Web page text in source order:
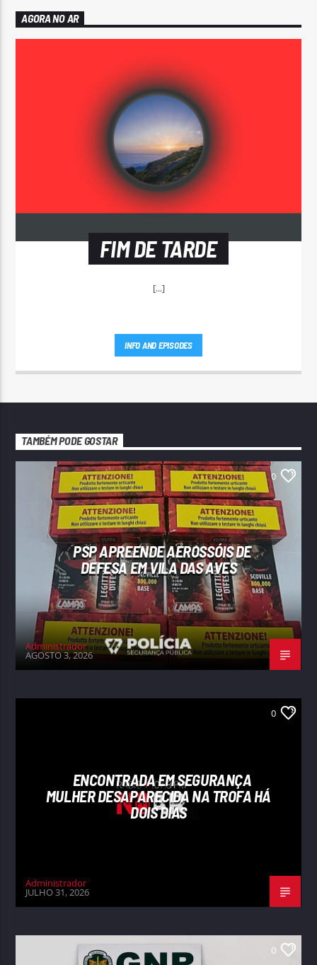
AGORA NO AR
FIM DE TARDE
[...]
INFO AND EPISODES
TAMBÉM PODE GOSTAR
0
PSP APREENDE AEROSSÓIS DE
DEFESA EM VILA DAS AVES
Administrador
AGOSTO 3, 2026
0
ENCONTRADA EM SEGURANÇA
MULHER DESAPARECIDA NA TROFA HÁ
DOIS DIAS
Administrador
JULHO 31, 2026
0